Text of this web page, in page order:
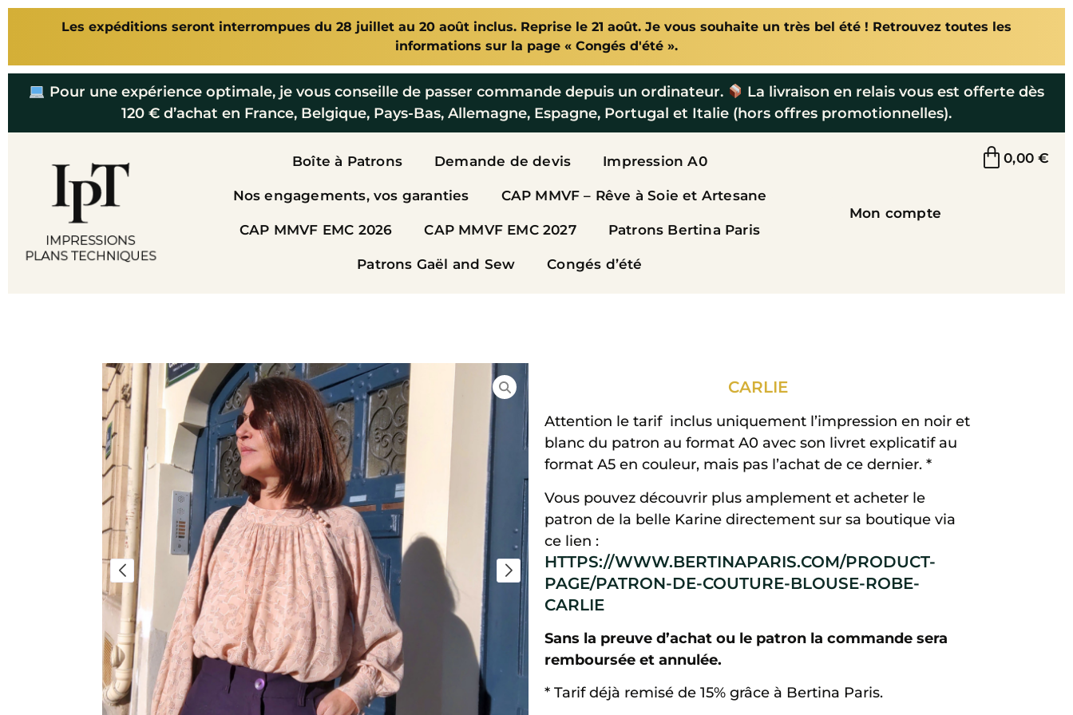
Les expéditions seront interrompues du 28 juillet au 20 août inclus. Reprise le 21 août. Je vous souhaite un très bel été ! Retrouvez toutes les
informations sur la page « Congés d'été ».
Pour une expérience optimale, je vous conseille de passer commande depuis un ordinateur.
La livraison en relais vous est offerte dès
120 € d’achat en France, Belgique, Pays-Bas, Allemagne, Espagne, Portugal et Italie (hors offres promotionnelles).
Boîte à Patrons Demande de devis Impression A0
Nos engagements, vos garanties CAP MMVF – Rêve à Soie et Artesane
CAP MMVF EMC 2026 CAP MMVF EMC 2027 Patrons Bertina Paris
Patrons Gaël and Sew Congés d’été
Mon compte
0,00€
CARLIE
Attention le tarif inclus uniquement l’impression en noir et
blanc du patron au format A0 avec son livret explicatif au
format A5 en couleur, mais pas l’achat de ce dernier. *
Vous pouvez découvrir plus amplement et acheter le
patron de la belle Karine directement sur sa boutique via
ce lien :
HTTPS://WWW.BERTINAPARIS.COM/PRODUCT-
PAGE/PATRON-DE-COUTURE-BLOUSE-ROBE-
CARLIE
Sans la preuve d’achat ou le patron la commande sera
remboursée et annulée.
* Tarif déjà remisé de 15% grâce à Bertina Paris.